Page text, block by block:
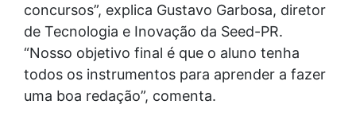
concursos”, explica Gustavo Garbosa, diretor
de Tecnologia e Inovação da Seed-PR.
“Nosso objetivo final é que o aluno tenha
todos os instrumentos para aprender a fazer
uma boa redação”, comenta.